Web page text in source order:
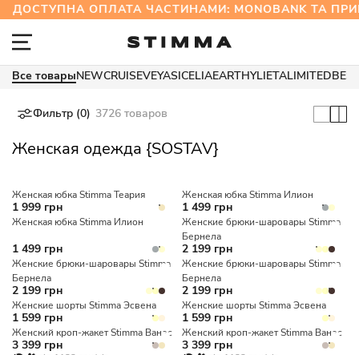
ДОСТУПНА ОПЛАТА ЧАСТИНАМИ: MONOBANK
Все товарыNEWCRUISEVEYASICELIAEARTHYLIETALIMITED
Фильтр (0) 3726 товаров
Женская одежда {SOSTAV}
Женская юбка Stimma Теария
1 999 грн
Женская юбка Stimma Илион
1 499 грн
Женская юбка Stimma Илион
1 499 грн
Женские брюки-шаровары Stimma
Бернела
2 199 грн
Женские брюки-шаровары Stimma
Бернела
2 199 грн
Женские брюки-шаровары Stimma
Бернела
2 199 грн
Женские шорты Stimma Эсвена
1 599 грн
Женские шорты Stimma Эсвена
1 599 грн
Женский кроп-жакет Stimma Ванес
3 399 грн
Женский кроп-жакет Stimma Ванес
3 399 грн